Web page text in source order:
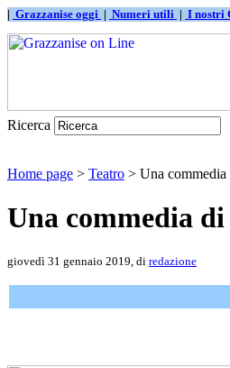
| Grazzanise oggi | Numeri utili | I nostri
Ricerca
Home page > Teatro > Una
Una commedia
giovedì 31 gennaio 2019, di redazione